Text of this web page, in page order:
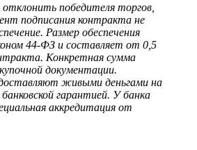
отклонить победителя торгов,
подписания контракта не
Размер обеспечения
44-ФЗ и составляет от 0,5
Конкретная сумма
документации.
живыми деньгами на
гарантией. У банка
аккредитация от